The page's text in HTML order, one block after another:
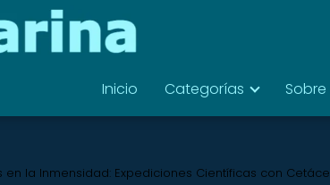
Inicio Categorías
en la Inmensidad: Expediciones Científicas con